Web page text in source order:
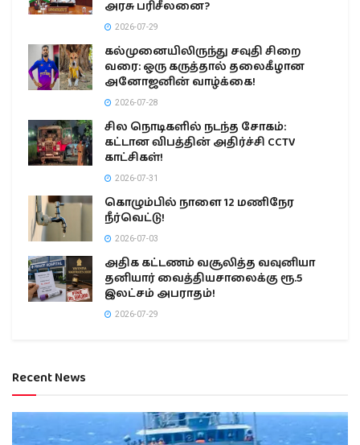
அரசு பரிசீலனை?
2026-07-29
கல்முனையிலிருந்து சவுதி சிறை
வரை: ஒரு கருத்தால் தலைகீழான
அனோஜனின் வாழ்க்கை!
2026-07-28
சில நொடிகளில் நடந்த சோகம்:
கட்டான விபத்தின் அதிர்ச்சி CCTV
காட்சிகள்!
2026-07-31
கொழும்பில் நாளை 12 மணிநேர
நீர்வெட்டு!
2026-07-03
அதிக கட்டணம் வசூலித்த வவுனியா
தனியார் வைத்தியசாலைக்கு ரூ.5
இலட்சம் அபராதம்!
2026-07-29
Recent News